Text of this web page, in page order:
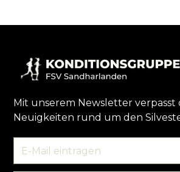
Mit unserem Newsletter verpasst
Neuigkeiten rund um den